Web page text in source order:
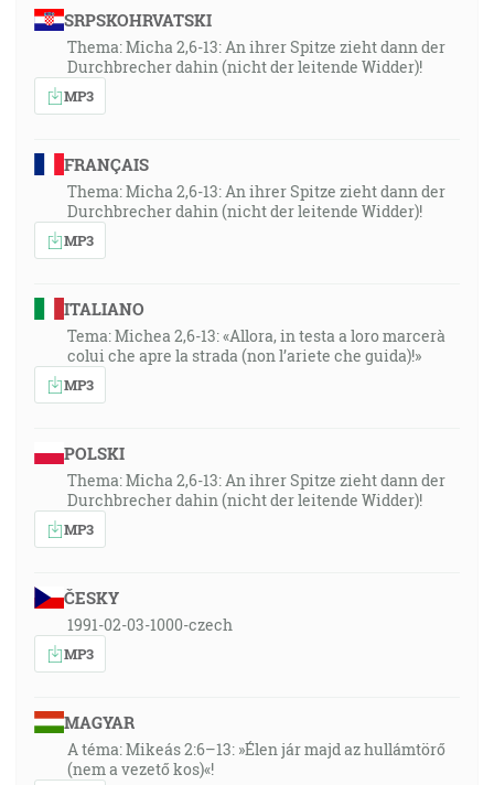
SRPSKOHRVATSKI
Thema: Micha 2,6-13: An ihrer Spitze zieht dann der
Durchbrecher dahin (nicht der leitende Widder)!
MP3
FRANÇAIS
Thema: Micha 2,6-13: An ihrer Spitze zieht dann der
Durchbrecher dahin (nicht der leitende Widder)!
MP3
ITALIANO
Tema: Michea 2,6-13: «Allora, in testa a loro marcerà
colui che apre la strada (non l’ariete che guida)!»
MP3
POLSKI
Thema: Micha 2,6-13: An ihrer Spitze zieht dann der
Durchbrecher dahin (nicht der leitende Widder)!
MP3
ČESKY
1991-02-03-1000-czech
MP3
MAGYAR
A téma: Mikeás 2:6–13: »Élen jár majd az hullámtörő
(nem a vezető kos)«!